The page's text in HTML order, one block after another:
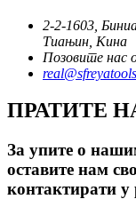
2-2-1603,
Тиањин, Кина
Позовите нас
ПРАТИТЕ
За упите о
оставите нам
контактирати у